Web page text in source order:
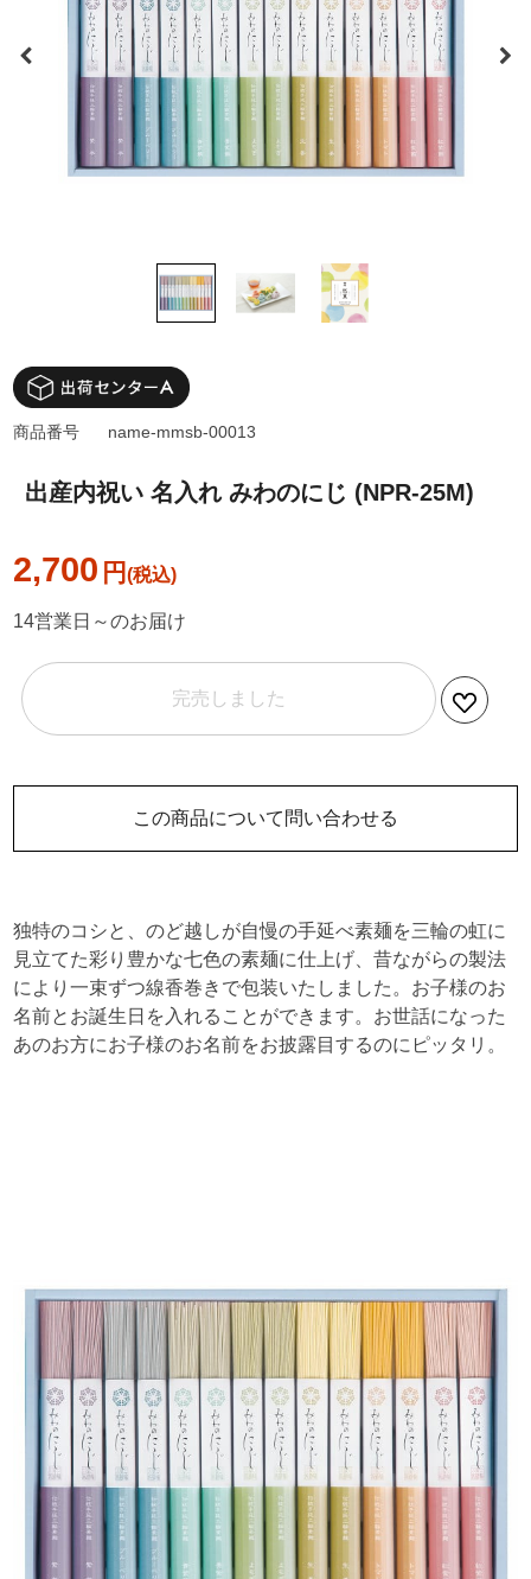
出産内祝い 名入れ みわのにじ (NPR-25M)
2,700 円
商品番号 name-mmsb-00013
14営業日～のお届け
完売しました
この商品について問い合わせる
独特のコシと、のど越しが自慢の手延べ素麺を三輪の虹に
見立てた彩り豊かな七色の素麺に仕上げ、昔ながらの製法
により一束ずつ線香巻きで包装いたしました。お子様のお
名前とお誕生日を入れることができます。お世話になった
あのお方にお子様のお名前をお披露目するのにピッタリ。